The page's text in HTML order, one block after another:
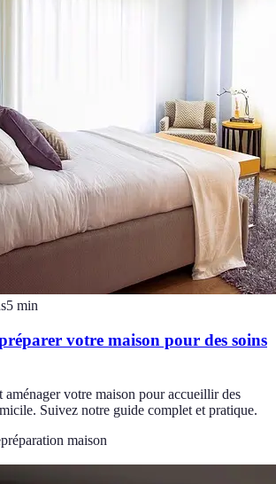
5 min
votre maison pour des soins
votre maison pour accueillir des
Suivez notre guide complet et pratique.
préparation maison